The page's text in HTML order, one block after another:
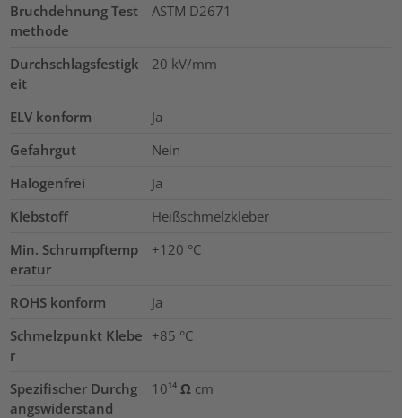
Bruchdehnung Test
methode
ASTM D2671
Durchschlagsfestigk
eit
20 kV/mm
ELV konform
Ja
Gefahrgut
Nein
Halogenfrei
Ja
Klebstoff
Heißschmelzkleber
Min. Schrumpftemp
eratur
+120 °C
ROHS konform
Ja
Schmelzpunkt Klebe
r
+85 °C
Spezifischer Durchg
angswiderstand
10¹⁴ Ω cm